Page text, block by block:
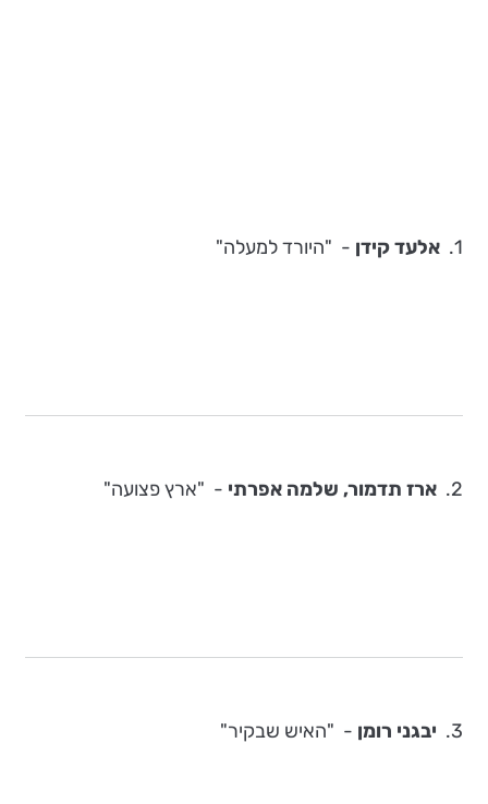
1. אלעד קידן - "היורד למעלה"
2. ארז תדמור, שלמה אפרתי - "ארץ פצועה"
3. יבגני רומן - "האיש שבקיר"